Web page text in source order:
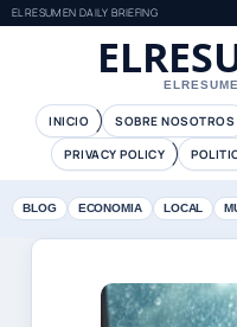
ELRESUMEN DAILY BRIEFING
INICIO SOBRE NOSOTROS
PRIVACY POLICY
BLOG ECONOMIA LOCAL